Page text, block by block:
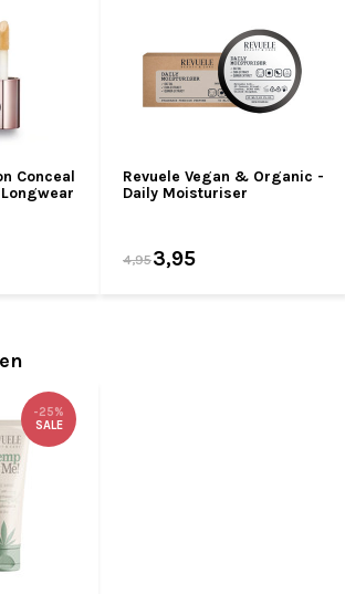
Conceal
Revuele Vegan & Organic -
Daily Moisturiser
4,953,95
-25%
SALE